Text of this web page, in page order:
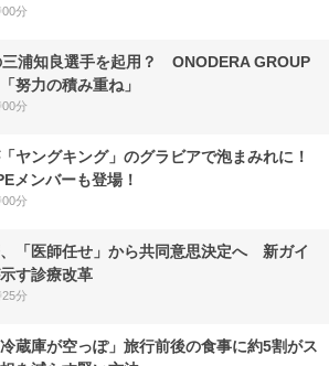
分
三浦知良選手を起用？ ONODERA GROUP
努力の積み重ね」
分
ヤングキング」のグラビアで泡まみれに！
メンバーも登場！
分
「医師任せ」から共同意思決定へ 新ガイ
す診療改革
分
冷蔵庫が空っぽ」旅行前後の食事に約5割がス